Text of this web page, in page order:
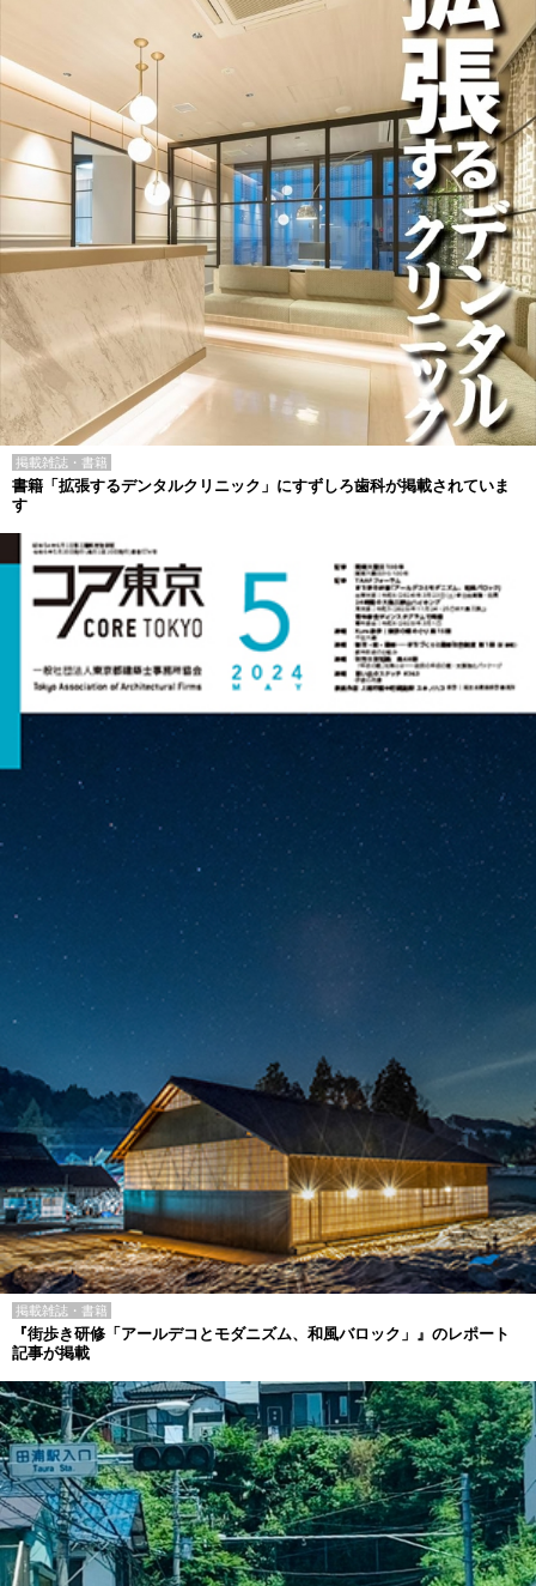
掲載雑誌・書籍
書籍「拡張するデンタルクリニック」にすずしろ歯科が掲載されていま
す
掲載雑誌・書籍
『街歩き研修「アールデコとモダニズム、和風バロック」』のレポート
記事が掲載